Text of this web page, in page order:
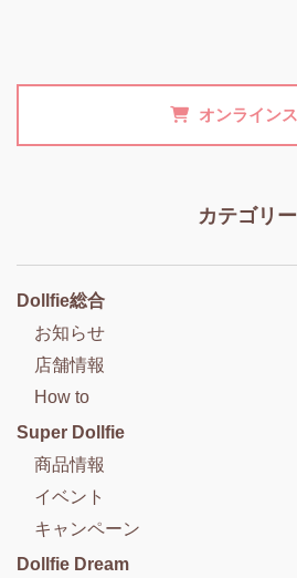
オンライン
カテゴリー
Dollfie総合
お知らせ
店舗情報
How to
Super Dollfie
商品情報
イベント
キャンペーン
Dollfie Dream